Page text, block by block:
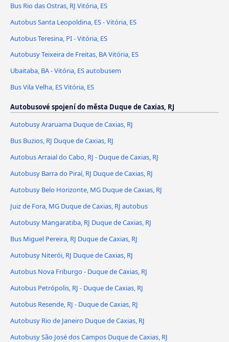
Bus Rio das Ostras, RJ Vitória, ES
Autobus Santa Leopoldina, ES - Vitória, ES
Autobus Teresina, PI - Vitória, ES
Autobusy Teixeira de Freitas, BA Vitória, ES
Ubaitaba, BA - Vitória, ES autobusem
Bus Vila Velha, ES Vitória, ES
Autobusové spojení do města Duque de Caxias, RJ
Autobusy Araruama Duque de Caxias, RJ
Bus Buzios, RJ Duque de Caxias, RJ
Autobus Arraial do Cabo, RJ - Duque de Caxias, RJ
Autobusy Barra do Piraí, RJ Duque de Caxias, RJ
Autobusy Belo Horizonte, MG Duque de Caxias, RJ
Juiz de Fora, MG Duque de Caxias, RJ autobus
Autobusy Mangaratiba, RJ Duque de Caxias, RJ
Bus Miguel Pereira, RJ Duque de Caxias, RJ
Autobusy Niterói, RJ Duque de Caxias, RJ
Autobus Nova Friburgo - Duque de Caxias, RJ
Autobus Petrópolis, RJ - Duque de Caxias, RJ
Autobus Resende, RJ - Duque de Caxias, RJ
Autobusy Rio de Janeiro Duque de Caxias, RJ
Autobusy São José dos Campos Duque de Caxias, RJ